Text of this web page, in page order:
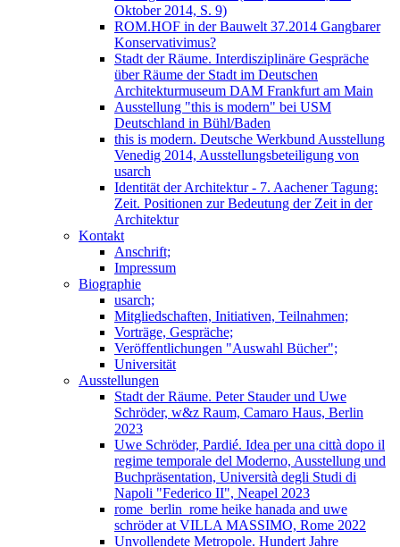
Oktober 2014, S. 9)
ROM.HOF in der Bauwelt 37.2014 Gangbarer
Konservativimus?
Stadt der Räume. Interdisziplinäre Gespräche
über Räume der Stadt im Deutschen
Architekturmuseum DAM Frankfurt am Main
Ausstellung "this is modern" bei USM
Deutschland in Bühl/Baden
this is modern. Deutsche Werkbund Ausstellung
Venedig 2014, Ausstellungsbeteiligung von
usarch
Identität der Architektur - 7. Aachener Tagung:
Zeit. Positionen zur Bedeutung der Zeit in der
Architektur
Kontakt
Anschrift;
Impressum
Biographie
usarch;
Mitgliedschaften, Initiativen, Teilnahmen;
Vorträge, Gespräche;
Veröffentlichungen "Auswahl Bücher";
Universität
Ausstellungen
Stadt der Räume. Peter Stauder und Uwe
Schröder, w&z Raum, Camaro Haus, Berlin
2023
Uwe Schröder, Pardié. Idea per una città dopo il
regime temporale del Moderno, Ausstellung und
Buchpräsentation, Università degli Studi di
Napoli "Federico II", Neapel 2023
rome_berlin_rome heike hanada and uwe
schröder at VILLA MASSIMO, Rome 2022
Unvollendete Metropole. Hundert Jahre